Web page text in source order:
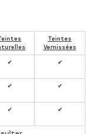
Teintes
Vernissées
✔ ✔
✔ ✔
✔ ✔